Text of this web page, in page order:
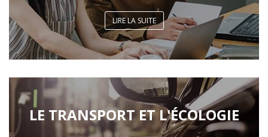
LIRE LA SUITE
LE TRANSPORT ET L'ÉCOLOGIE